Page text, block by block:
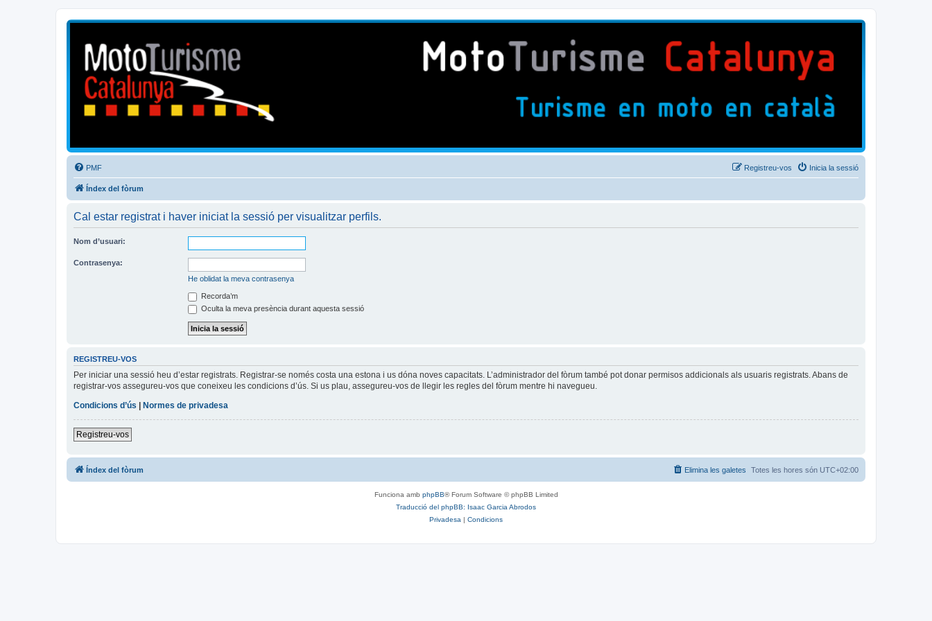
Mototurisme
Turisme en moto en català
PMF Inicia la sessió
Registreu-vos
Índex del fòrum
Cal estar registrat i haver iniciat la sessió per visualitzar perfils.
Nom d’usuari:
Contrasenya:
He oblidat la meva contrasenya
Recorda’m
Oculta la meva presència durant aquesta sessió
REGISTREU-VOS
Per iniciar una sessió heu d’estar registrats. Registrar-se només costa una estona i us dóna noves capacitats. L’administrador del fòrum també pot donar permisos addicionals als usuaris registrats. Abans de
registrar-vos assegureu-vos que coneixeu les condicions d’ús. Si us plau, assegureu-vos de llegir les regles del fòrum mentre hi navegueu.
Condicions d’ús
Normes de privadesa
Registreu-vos
Índex del fòrum Totes les hores són UTC+02:00
Elimina les galetes
Funciona amb phpBB® Forum Software © phpBB Limited
Traducció del phpBB: Isaac Garcia Abrodos
Privadesa | Condicions